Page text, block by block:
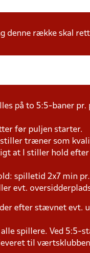
denne række skal
på to 5:5-baner pr.
før puljen starter.
træner som
at I stiller hold
spilletid 2x7 min
evt.
efter stævnet evt.
spillere. Ved 5:5-
til